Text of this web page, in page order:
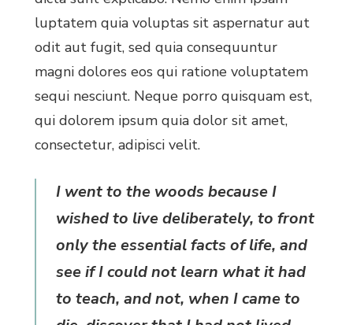
luptatem quia voluptas sit aspernatur aut
odit aut fugit, sed quia consequuntur
magni dolores eos qui ratione voluptatem
sequi nesciunt. Neque porro quisquam est,
qui dolorem ipsum quia dolor sit amet,
consectetur, adipisci velit.
I went to the woods because I
wished to live deliberately, to front
only the essential facts of life, and
see if I could not learn what it had
to teach, and not, when I came to